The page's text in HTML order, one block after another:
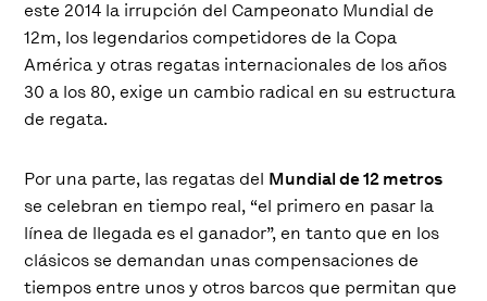
este 2014 la irrupción del Campeonato Mundial de
12m, los legendarios competidores de la Copa
América y otras regatas internacionales de los años
30 a los 80, exige un cambio radical en su estructura
de regata.
Por una parte, las regatas del Mundial de 12 metros
se celebran en tiempo real, “el primero en pasar la
línea de llegada es el ganador”, en tanto que en los
clásicos se demandan unas compensaciones de
tiempos entre unos y otros barcos que permitan que